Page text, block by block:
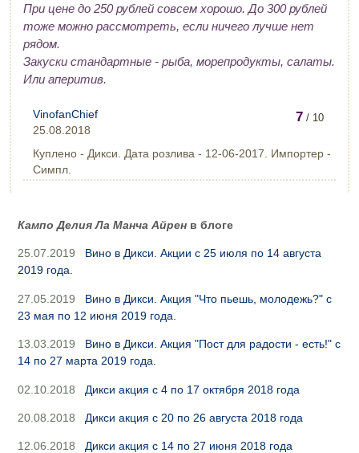
При цене до 250 рублей совсем хорошо. До 300 рублей
тоже можно рассмотреть, если ничего лучше нет
рядом.
Закуски стандартные - рыба, морепродукты, салаты.
Или аперитив.
7 / 10
VinofanChief
25.08.2018
Куплено - Дикси. Дата розлива - 12-06-2017. Импортер -
Симпл.
Кампо Делия Ла Манча Айрен в блоге
25.07.2019
Вино в Дикси. Акции с 25 июля по 14 августа
2019 года.
27.05.2019
Вино в Дикси. Акция "Что пьешь, молодежь?" с
23 мая по 12 июня 2019 года.
13.03.2019
Вино в Дикси. Акция "Пост для радости - есть!" с
14 по 27 марта 2019 года.
02.10.2018 Дикси акция с 4 по 17 октября 2018 года
20.08.2018 Дикси акция с 20 по 26 августа 2018 года
12.06.2018 Дикси акция с 14 по 27 июня 2018 года